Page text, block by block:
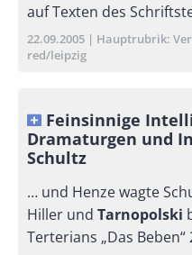
auf Texten des
Publikationsdatum
22.09.2005 Hauptrubrik
red/leipzig
Feinsinnige
Dramaturgen und
Schultz
… und Henze wagte
Hiller und Tarnopolski
Terterians „Das Beben“